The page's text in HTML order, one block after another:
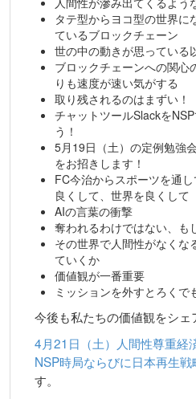
タテ型からヨコ型の世界に
ているブロックチェーン
世の中の動きが思っている
ブロックチェーンへの関心
りも速度が速い気がする
取り残されるのはまずい！
チャットツールSlackを
う！
5月19日（土）の定例勉強
をお招きします！
FC今治からスポーツを通
良くして、世界を良くして
AIの言葉の衝撃
奪われるわけではない、も
その世界で人間性がなくな
ていくか
価値観が一番重要
ミッションを外すとろくで
今後も私たちの価値観をシェ
4月21日（土）人間性尊重経
NSP時局ならびに日本再生戦
す。